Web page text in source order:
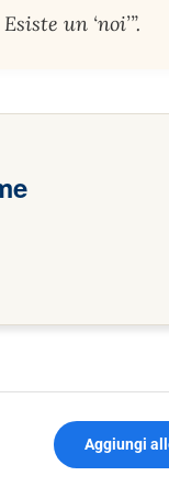
un ‘noi’”.
Aggiungi